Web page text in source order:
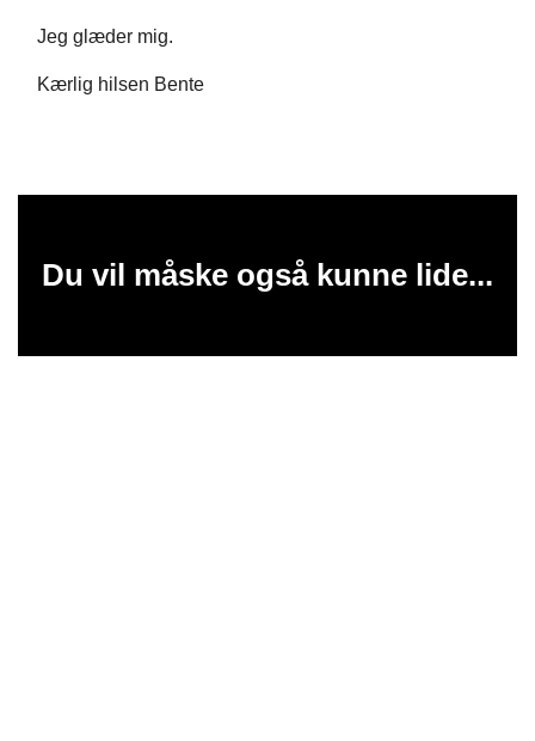
Jeg glæder mig.
Kærlig hilsen Bente
Du vil måske også kunne lide...